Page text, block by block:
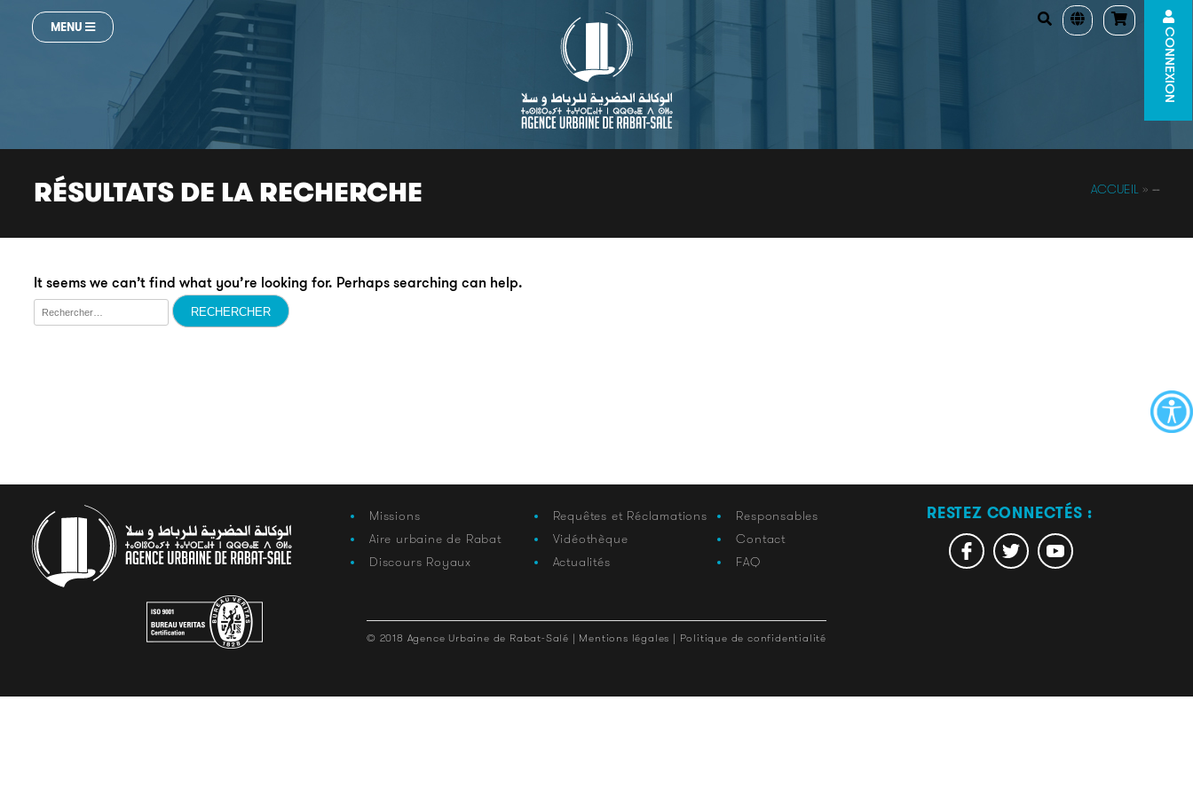
MENU CONNEXION
RÉSULTATS DE LA RECHERCHE ACCUEIL» --
It seems we can’t find what you’re looking for. Perhaps searching can help.
Rechercher :
Missions
Aire urbaine de Rabat
Discours Royaux
Requêtes et Réclamations
Vidéothèque
Actualités
Responsables
Contact
FAQ
RESTEZ CONNECTÉS :
© 2018 Agence Urbaine de Rabat-Salé | Mentions légales | Politique de confidentialité